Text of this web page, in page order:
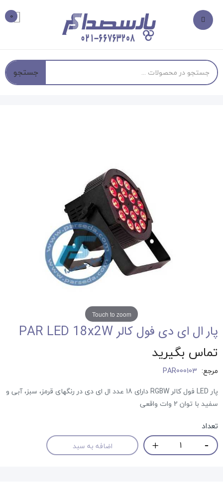
0
جستجو
Touch to zoom
پار ال ای دی فول کالر PAR LED 18x2W
تماس بگیرید
مرجع: PAR000103
پار LED فول کالر RGBW دارای 18 عدد ال ای دی در رنگهای قرمز، سبز، آبی و
سفید با توان 2 وات واقعی
تعداد
اضافه به سبد